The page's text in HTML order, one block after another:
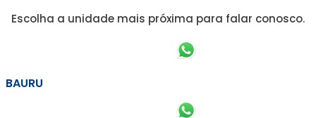
Escolha a unidade mais próxima para falar conosco.
BAURU